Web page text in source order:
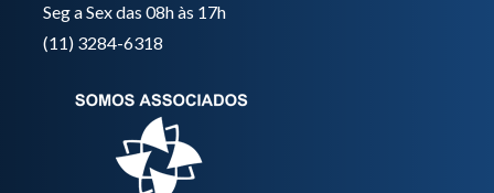
Seg a Sex das 08h às 17h
(11) 3284-6318